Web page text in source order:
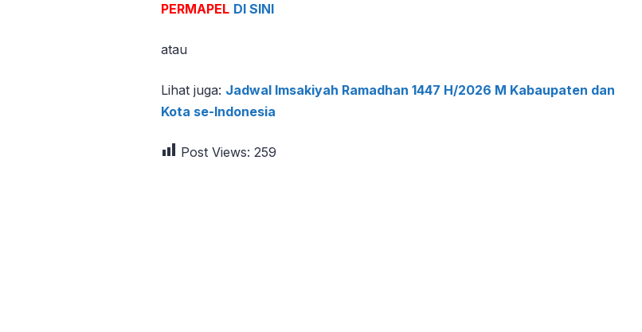
PERMAPEL DI SINI
atau
Lihat juga: Jadwal Imsakiyah Ramadhan 1447 H/2026 M Kabaupaten dan
Kota se-Indonesia
Post Views: 259